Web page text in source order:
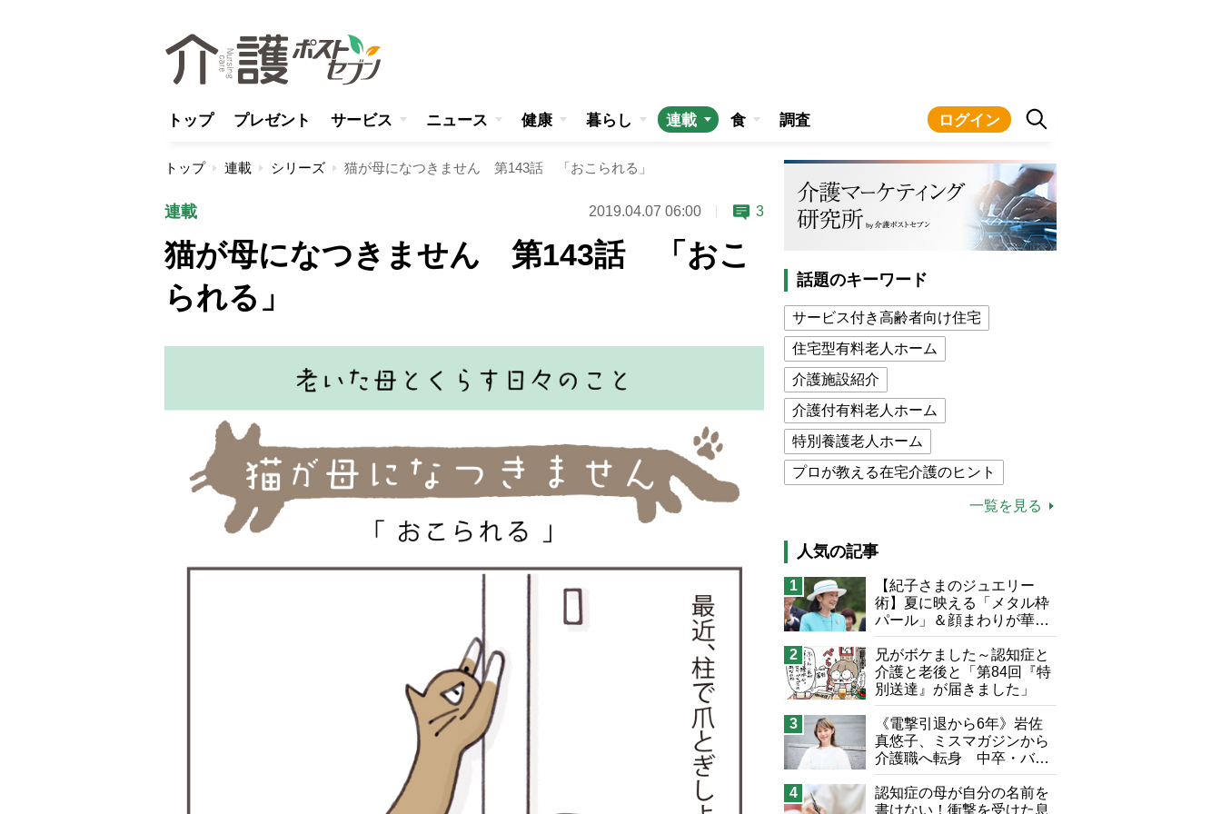
トップ プレゼント サービス ニュース 健康 暮らし 連載 食 調査 ログイン
トップ 連載 シリーズ 猫が母になつきません 第143話 「おこられる」
連載 2019.04.07 06:00 3
猫が母になつきません 第143話 「おこ
られる」
話題のキーワード
サービス付き高齢者向け住宅
住宅型有料老人ホーム
介護施設紹介
介護付有料老人ホーム
特別養護老人ホーム
プロが教える在宅介護のヒント
介護食
猫が母になつきません
息子の遠距離介護サバイバル術
兄がボケました
便利なサービス
予防法
一覧を見る
人気の記事
1
【紀子さまのジュエリー
術】夏に映える「メタル枠
パール」＆顔まわりが華や
ぐ「揺れる一粒」の使い分
け方
2
兄がボケました～認知症と
介護と老後と「第84回『特
別送達』が届きました」
3
《電撃引退から6年》岩佐
真悠子、ミスマガジンから
介護職へ転身 中卒・バイ
ト経験ゼロの彼女が見つけ
た“居場所”「社会の役に立
ちながら自分らしくいられ
4
認知症の母が自分の名前を
書けない！衝撃を受けた息